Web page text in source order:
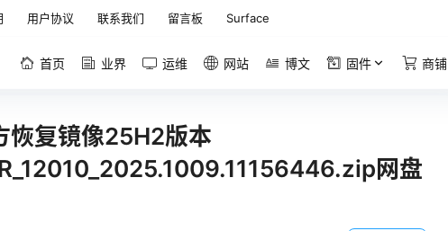
用户协议 联系我们 留言板 Surface
首页 业界 运维 网站 博文 固件 商铺
复镜像25H2版本
网盘